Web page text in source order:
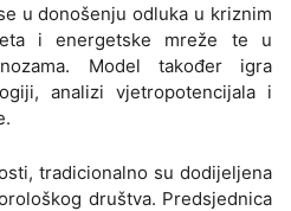
u donošenju odluka u kriznim
i energetske mreže te u
Model također igra
analizi vjetropotencijala i
tradicionalno su dodijeljena
društva. Predsjednica